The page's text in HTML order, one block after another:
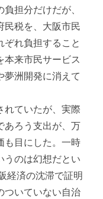
担分だけだが、
民税を、大阪市民
ぞれ負担すること
本来市民サービス
夢洲開発に消えて
れていたが、実際
あろう支出が、万
も目にした。一時
うのは幻想だとい
経済の沈滞で証明
ついていない自治